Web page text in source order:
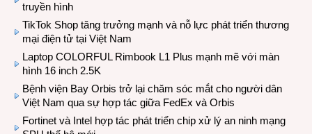
truyền hình
TikTok Shop tăng trưởng mạnh và nỗ lực phát triển thương
mại điện tử tại Việt Nam
Laptop COLORFUL Rimbook L1 Plus mạnh mẽ với màn
hình 16 inch 2.5K
Bệnh viện Bay Orbis trở lại chăm sóc mắt cho người dân
Việt Nam qua sự hợp tác giữa FedEx và Orbis
Fortinet và Intel hợp tác phát triển chip xử lý an ninh mạng